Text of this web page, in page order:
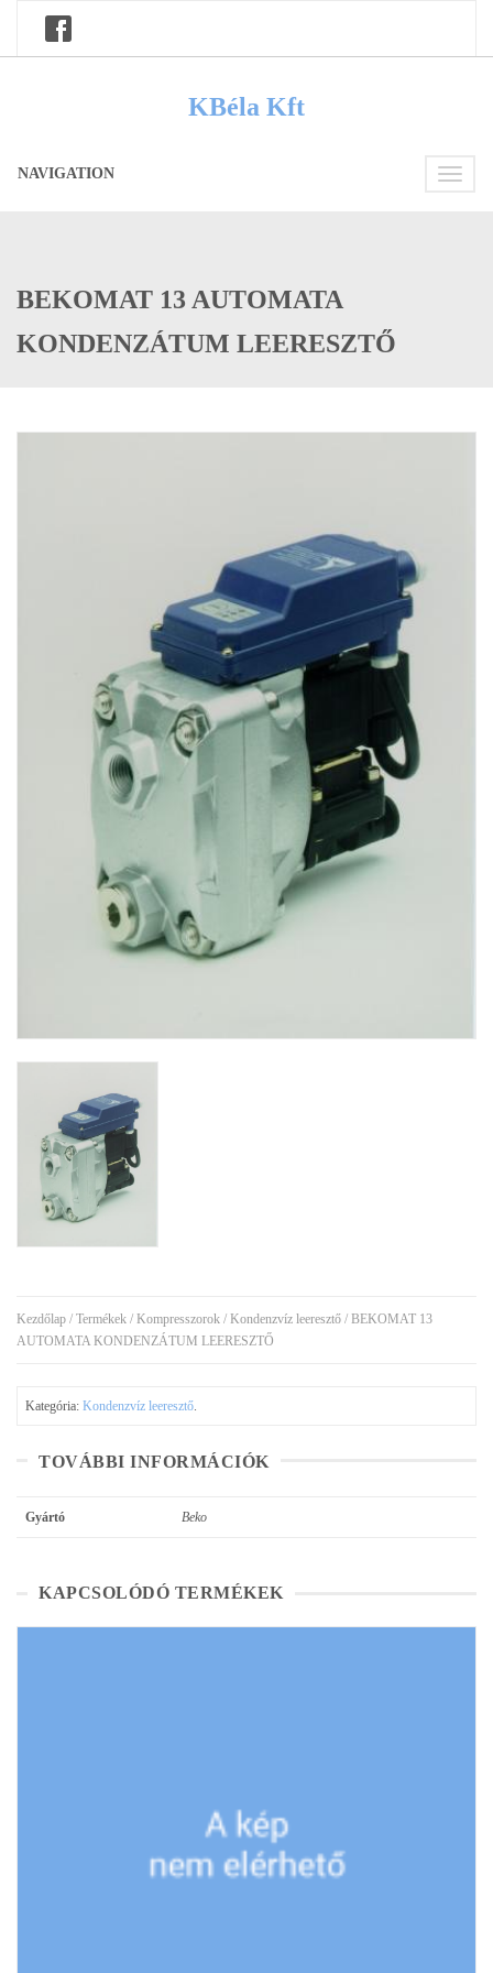
KBéla Kft
Toggle
NAVIGATION
BEKOMAT 13 AUTOMATA
KONDENZÁTUM LEERESZTŐ
Kezdőlap / Termékek / Kompresszorok / Kondenzvíz leeresztő / BEKOMAT 13
AUTOMATA KONDENZÁTUM LEERESZTŐ
Kategória: Kondenzvíz leeresztő.
TOVÁBBI INFORMÁCIÓK
Gyártó Beko
KAPCSOLÓDÓ TERMÉKEK